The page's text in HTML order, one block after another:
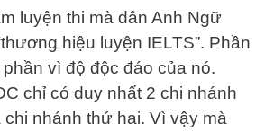
luyện thi mà dân Anh Ngữ
hiệu luyện IELTS”. Phần
vì độ độc đáo của nó.
chỉ có duy nhất 2 chi nhánh
nhánh thứ hai. Vì vậy mà